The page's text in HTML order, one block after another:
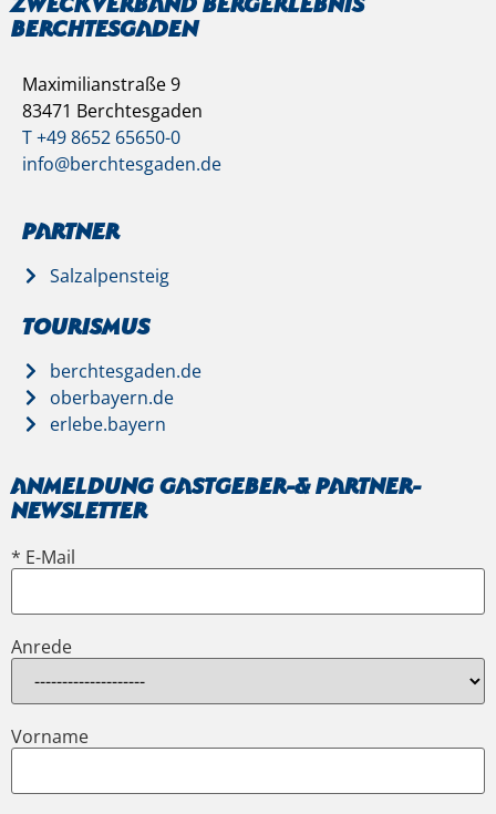
Berchtesgaden
Maximilianstraße 9
83471 Berchtesgaden
T +49 8652 65650-0
info@berchtesgaden.de
Partner
Salzalpensteig
Tourismus
berchtesgaden.de
oberbayern.de
erlebe.bayern
Anmeldung Gastgeber-& Partner-
Newsletter
* E-Mail
Anrede
Vorname